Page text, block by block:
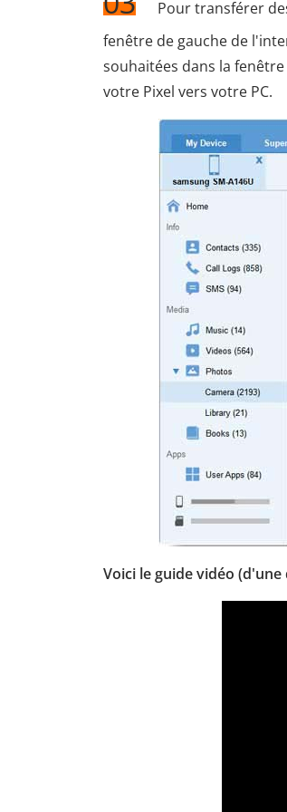
Pour transférer
fenêtre de gauche de
souhaitées dans la
votre Pixel vers votre PC.
Voici le guide vidéo